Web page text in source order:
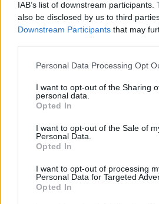
IAB’s list of downstream
also be disclosed by us to third
Downstream Participants that may
Personal Data Processing Opt
I want to opt-out of the Sharing
personal data.
Opted In
I want to opt-out of the Sale of
Personal Data.
Opted In
I want to opt-out of processing
Personal Data for Targeted
Opted In